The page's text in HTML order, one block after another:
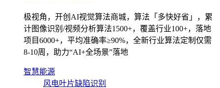
极视角，开创AI视觉算法商城，算法「多快好省」，累
计图像识别/视频分析算法1500+，覆盖行业100+，落地
项目6000+，平均准确率≥90%，全新行业算法定制仅需
8-10周，助力“AI+全场景”落地
智慧能源
风电叶片缺陷识别